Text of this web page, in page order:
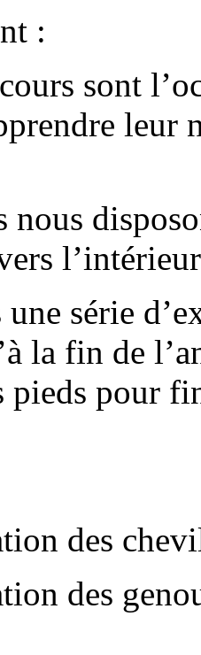
:
sont
nous
une série
la fin de
pieds pour
genoux